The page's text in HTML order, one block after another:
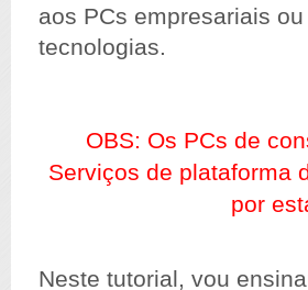
aos PCs empresariais
tecnologias.
OBS: Os PCs de
Serviços de plataforma
por
Neste tutorial, vou